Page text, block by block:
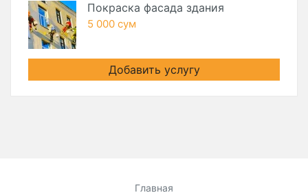
Покраска фасада здания
5 000 сум
Добавить услугу
Главная